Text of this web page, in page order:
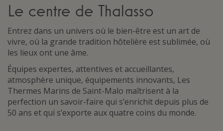
Le centre de Thalasso
Entrez dans un univers où le bien-être est un art de
vivre, où la grande tradition hôtelière est sublimée, où
les lieux ont une âme.
Équipes expertes, attentives et accueillantes,
atmosphère unique, équipements innovants, Les
Thermes Marins de Saint-Malo maîtrisent à la
perfection un savoir-faire qui s’enrichit depuis plus de
50 ans et qui s’exporte aux quatre coins du monde.